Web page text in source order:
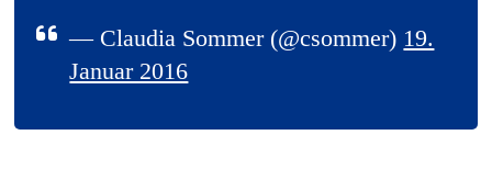
— Claudia Sommer (@csommer) 19.
Januar 2016